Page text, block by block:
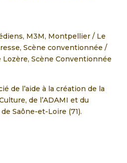
M3M, Montpellier / Le
Scène conventionnée /
Lozère, Scène Conventionnée
de l’aide à la création de la
de l’ADAMI et du
Saône-et-Loire (71).